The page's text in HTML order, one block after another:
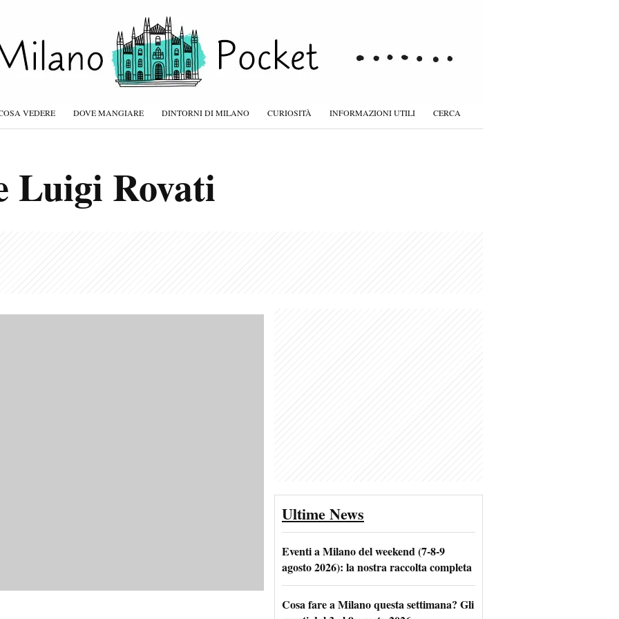
VEDERE DOVE MANGIARE DINTORNI DI MILANO CURIOSITÀ INFORMAZIONI UTILI CERCA
Luigi Rovati
Ultime News
Eventi a Milano del weekend (7-8-9
agosto 2026): la nostra raccolta completa
Cosa fare a Milano questa settimana? Gli